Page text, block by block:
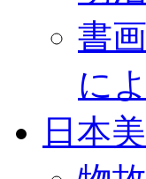
書
に
日本